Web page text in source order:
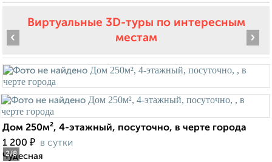
Виртуальные 3D-туры по интересным
местам
2/8
‹ ›
Дом 250м², 4-этажный, посуточно, в черте города
1 200 ₽ в сутки
Чудесная